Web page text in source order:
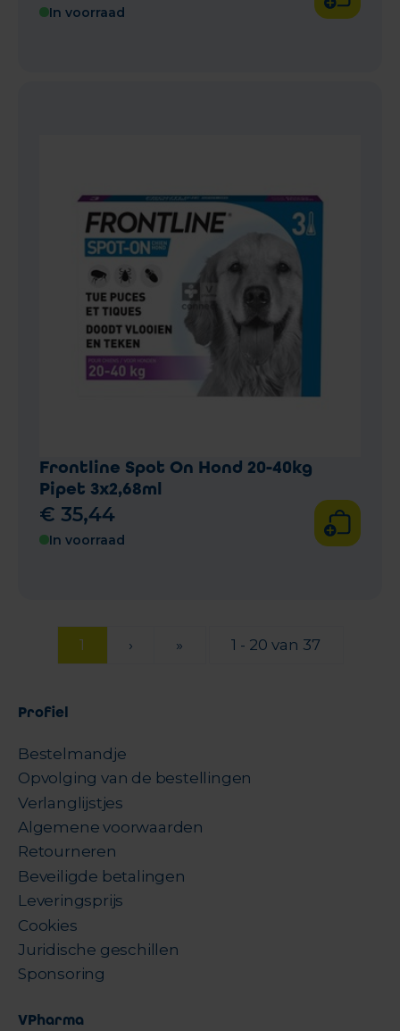
In voorraad
Frontline Spot On Hond 20-40kg
Pipet 3x2,68ml
€ 35,44
In voorraad
1 › » 1 - 20 van 37
Profiel
Bestelmandje
Opvolging van de bestellingen
Verlanglijstjes
Algemene voorwaarden
Retourneren
Beveiligde betalingen
Leveringsprijs
Cookies
Juridische geschillen
Sponsoring
VPharma